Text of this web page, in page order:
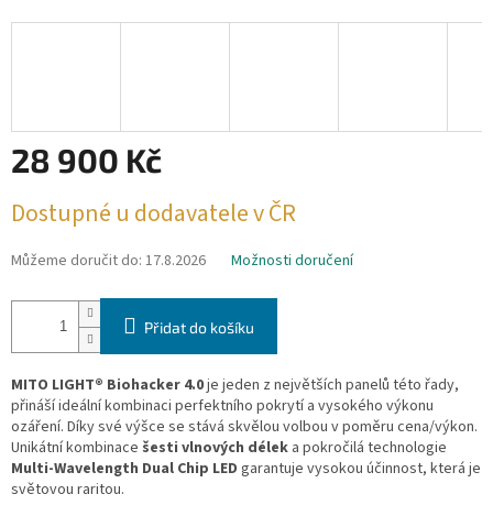
28 900 Kč
cena:
Dostupné u dodavatele v ČR
Můžeme doručit do: 17.8.2026 Možnosti doručení
Přidat do košíku
MITO LIGHT® Biohacker 4.0je jeden z největších panelů této řady,
přináší ideální kombinaci perfektního pokrytí a vysokého výkonu
ozáření. Díky své výšce se stává skvělou volbou v poměru cena/výkon.
Unikátní kombinace šesti vlnových délek a pokročilá technologie
Multi-Wavelength Dual Chip LED garantuje vysokou účinnost, která je
světovou raritou.